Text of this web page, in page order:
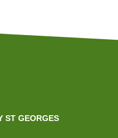
ST GEORGES